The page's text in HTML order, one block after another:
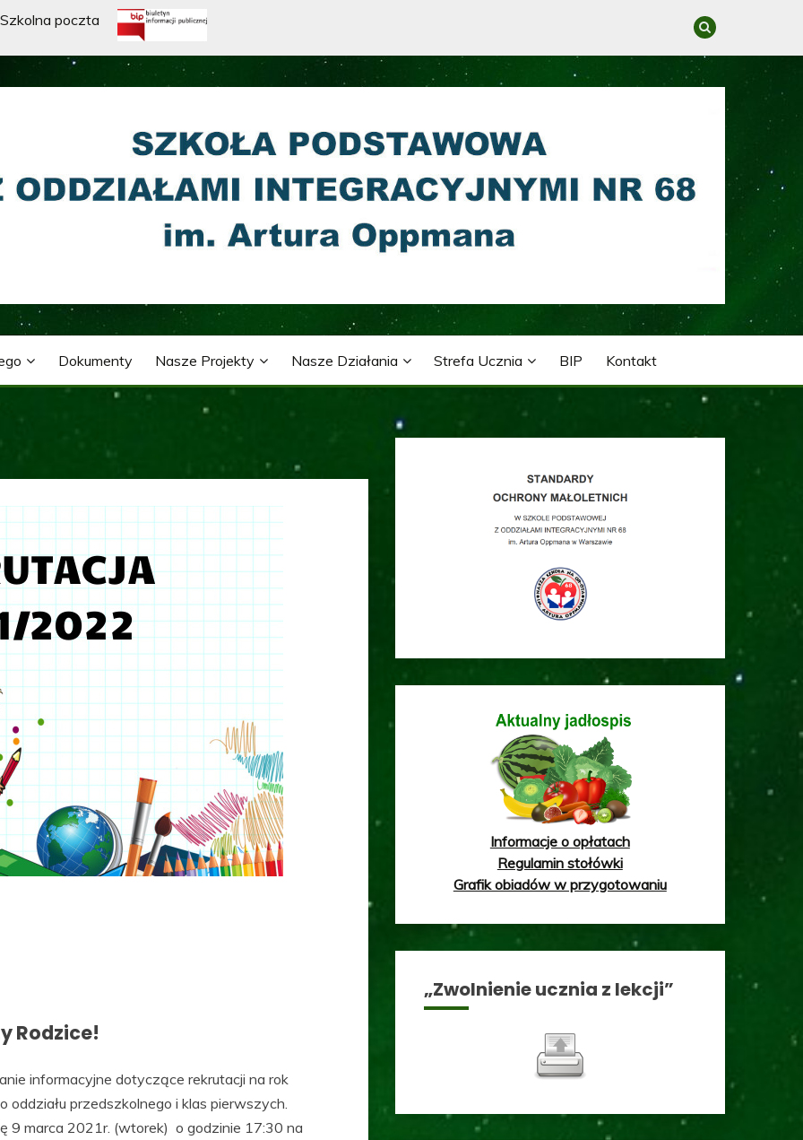
Szkolna poczta
Z ODDZIAŁAMI INTEGRACYJNYMI NR 68 IM.
ARTURA OPPMANA
Dokumenty Nasze Projekty Nasze Działania Strefa Ucznia BIP Kontakt
Rodzice!
informacyjne dotyczące rekrutacji na rok
przedszkolnego i klas pierwszych.
9 marca 2021r. (wtorek) o godzinie 17:30 na
Informacje o opłatach
Regulamin stołówki
Grafik obiadów w przygotowaniu
„Zwolnienie ucznia z lekcji”